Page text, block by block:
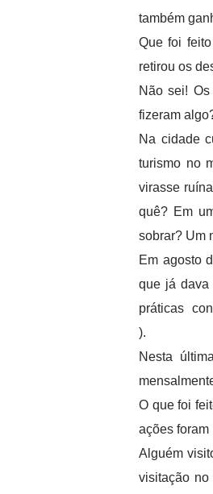
também
Que foi
retirou os
Não sei!
fizeram
Na cidade
turismo no
virasse
quê? Em
sobrar? Um
Em agosto
que já dava
práticas
).
Nesta
O que foi
ações
Alguém
visitação